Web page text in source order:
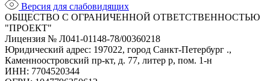
Версия для слабовидящих
ОБЩЕСТВО С ОГРАНИЧЕННОЙ ОТВЕТСТВЕННОСТЬЮ
"ПРОЕКТ"
Лицензия № Л041-01148-78/00360218
Юридический адрес: 197022, город Санкт-Петербург .,
Каменноостровский пр-кт, д. 77, литер р, пом. 1-н
ИНН: 7704520344